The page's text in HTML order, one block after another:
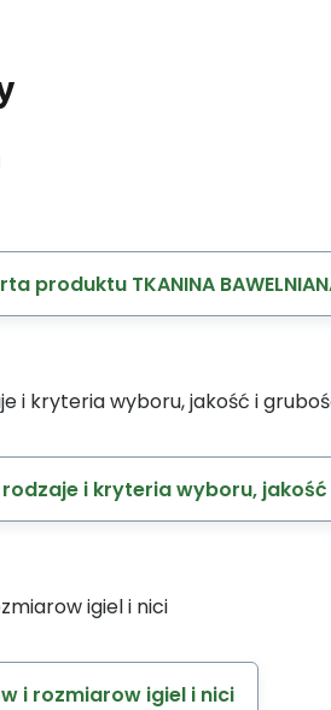
produktu TKANINA
i kryteria wyboru, jakość i
rodzaje i kryteria wyboru,
igiel i nici
i rozmiarow igiel i nici